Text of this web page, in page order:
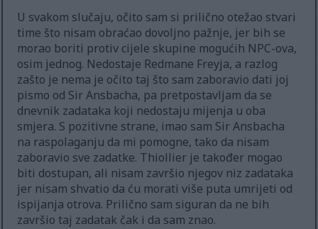
U svakom slučaju, očito sam si prilično otežao stvari
time što nisam obraćao dovoljno pažnje, jer bih se
morao boriti protiv cijele skupine mogućih NPC-ova,
osim jednog. Nedostaje Redmane Freyja, a razlog
zašto je nema je očito taj što sam zaboravio dati joj
pismo od Sir Ansbacha, pa pretpostavljam da se
dnevnik zadataka koji nedostaju mijenja u oba
smjera. S pozitivne strane, imao sam Sir Ansbacha
na raspolaganju da mi pomogne, tako da nisam
zaboravio sve zadatke. Thiollier je također mogao
biti dostupan, ali nisam završio njegov niz zadataka
jer nisam shvatio da ću morati više puta umrijeti od
ispijanja otrova. Prilično sam siguran da ne bih
završio taj zadatak čak i da sam znao.